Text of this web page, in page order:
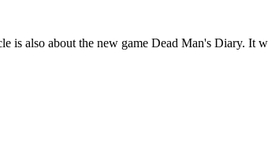
is also about the new game Dead Man's Diary.